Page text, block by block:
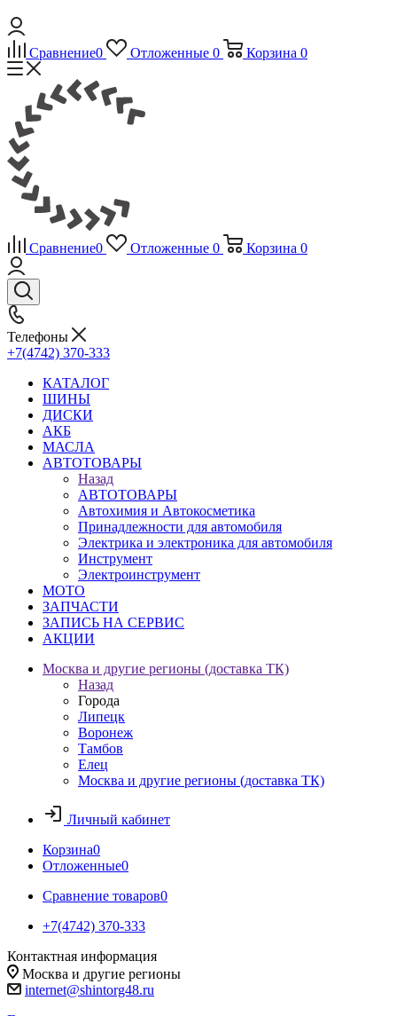
Сравнение0 Отложенные 0 Корзина 0
Сравнение0 Отложенные 0 Корзина 0
Телефоны
+7(4742) 370-333
КАТАЛОГ
ШИНЫ
ДИСКИ
АКБ
МАСЛА
АВТОТОВАРЫ
Назад
АВТОТОВАРЫ
Автохимия и Автокосметика
Принадлежности для автомобиля
Электрика и электроника для автомобиля
Инструмент
Электроинструмент
МОТО
ЗАПЧАСТИ
ЗАПИСЬ НА СЕРВИС
АКЦИИ
Москва и другие регионы (доставка ТК)
Назад
Города
Липецк
Воронеж
Тамбов
Елец
Москва и другие регионы (доставка ТК)
Личный кабинет
Корзина0
Отложенные0
Сравнение товаров0
+7(4742) 370-333
Контактная информация
Москва и другие регионы
internet@shintorg48.ru